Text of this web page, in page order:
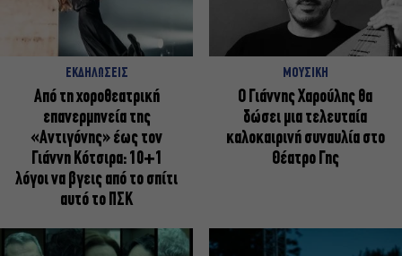
ΕΚΔΗΛΩΣΕΙΣ
Από τη χοροθεατρική
επανερμηνεία της
«Αντιγόνης» έως τον
Γιάννη Κότσιρα: 10+1
λόγοι να βγεις από το σπίτι
αυτό το ΠΣΚ
ΜΟΥΣΙΚΗ
Ο Γιάννης Χαρούλης θα
δώσει μια τελευταία
καλοκαιρινή συναυλία στο
Θέατρο Γης